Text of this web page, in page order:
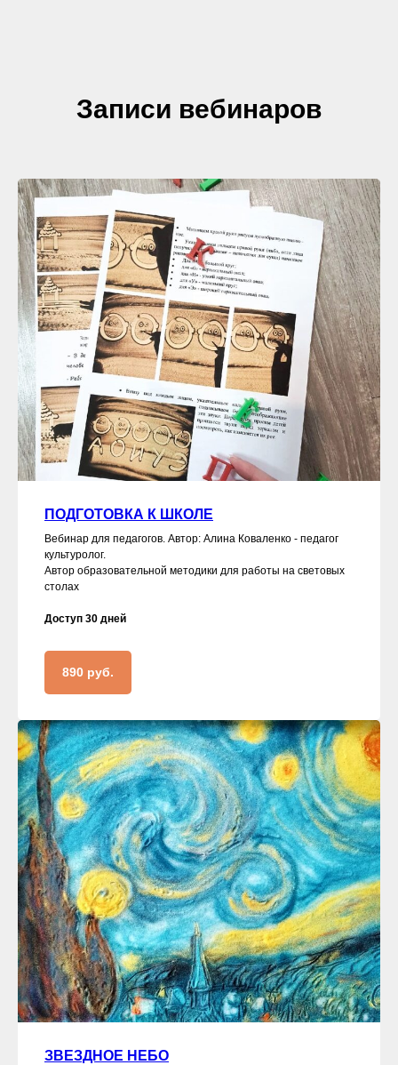
Записи вебинаров
ПОДГОТОВКА К ШКОЛЕ
Вебинар для педагогов. Автор: Алина Коваленко - педагог
культуролог.
Автор образовательной методики для работы на световых
столах
Доступ 30 дней
890 руб.
ЗВЕЗДНОЕ НЕБО